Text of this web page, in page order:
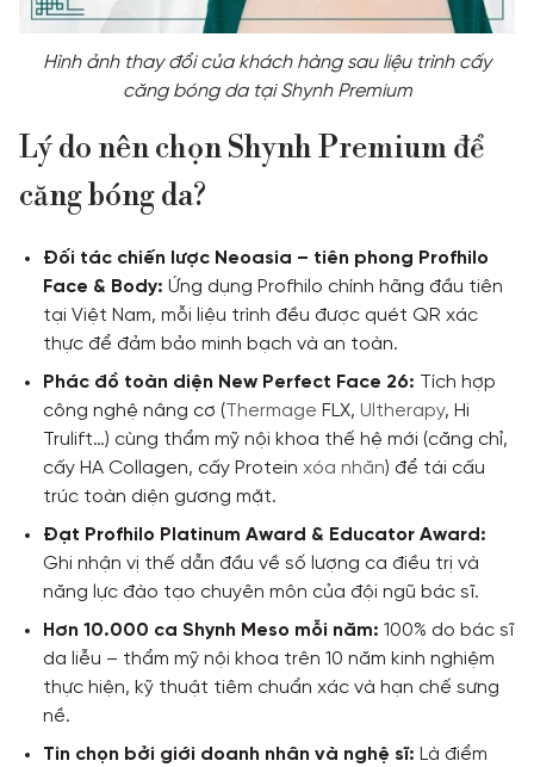
Hình ảnh thay đổi của khách hàng sau liệu trình cấy
căng bóng da tại Shynh Premium
Lý do nên chọn Shynh Premium để
căng bóng da?
Đối tác chiến lược Neoasia – tiên phong Profhilo
Face & Body: Ứng dụng Profhilo chính hãng đầu tiên
tại Việt Nam, mỗi liệu trình đều được quét QR xác
thực để đảm bảo minh bạch và an toàn.
Phác đồ toàn diện New Perfect Face 26: Tích hợp
công nghệ nâng cơ (Thermage FLX, Ultherapy, Hi
Trulift…) cùng thẩm mỹ nội khoa thế hệ mới (căng chỉ,
cấy HA Collagen, cấy Protein xóa nhăn) để tái cấu
trúc toàn diện gương mặt.
Đạt Profhilo Platinum Award & Educator Award:
Ghi nhận vị thế dẫn đầu về số lượng ca điều trị và
năng lực đào tạo chuyên môn của đội ngũ bác sĩ.
Hơn 10.000 ca Shynh Meso mỗi năm: 100% do bác sĩ
da liễu – thẩm mỹ nội khoa trên 10 năm kinh nghiệm
thực hiện, kỹ thuật tiêm chuẩn xác và hạn chế sưng
nề.
Tin chọn bởi giới doanh nhân và nghệ sĩ: Là điểm